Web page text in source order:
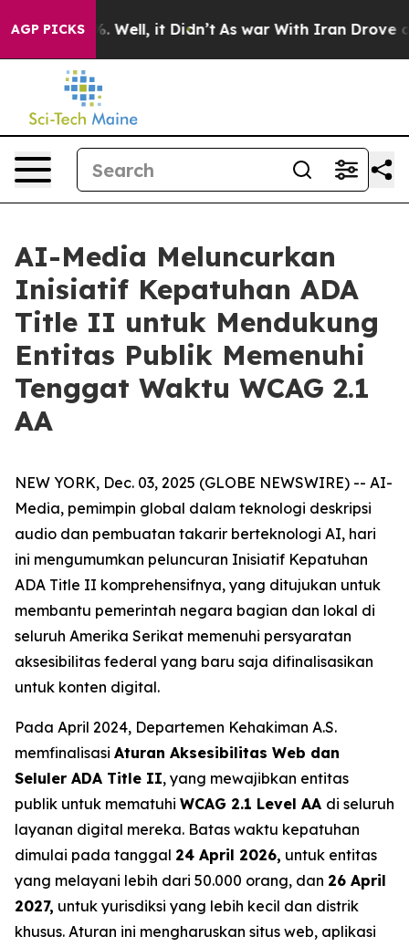
AGP PICKS
40%. Well, it Didn’t As war With Iran Drove oil
AI-Media Meluncurkan
Inisiatif Kepatuhan ADA
Title II untuk Mendukung
Entitas Publik Memenuhi
Tenggat Waktu WCAG 2.1
AA
NEW YORK, Dec. 03, 2025 (GLOBE NEWSWIRE) -- AI-
Media, pemimpin global dalam teknologi deskripsi
audio dan pembuatan takarir berteknologi AI, hari
ini mengumumkan peluncuran Inisiatif Kepatuhan
ADA Title II komprehensifnya, yang ditujukan untuk
membantu pemerintah negara bagian dan lokal di
seluruh Amerika Serikat memenuhi persyaratan
aksesibilitas federal yang baru saja difinalisasikan
untuk konten digital.
Pada April 2024, Departemen Kehakiman A.S.
memfinalisasi Aturan Aksesibilitas Web dan
Seluler ADA Title II, yang mewajibkan entitas
publik untuk mematuhi WCAG 2.1 Level AA di seluruh
layanan digital mereka. Batas waktu kepatuhan
dimulai pada tanggal 24 April 2026, untuk entitas
yang melayani lebih dari 50.000 orang, dan 26 April
2027, untuk yurisdiksi yang lebih kecil dan distrik
khusus. Aturan ini mengharuskan situs web, aplikasi